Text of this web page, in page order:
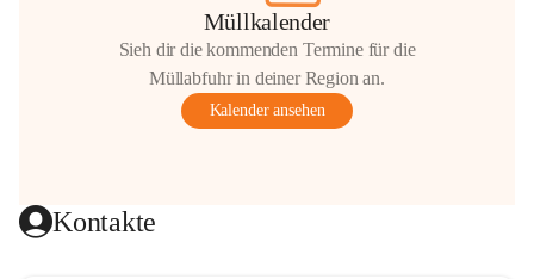
Müllkalender
Sieh dir die kommenden Termine für die
Müllabfuhr in deiner Region an.
Kalender ansehen
Kontakte